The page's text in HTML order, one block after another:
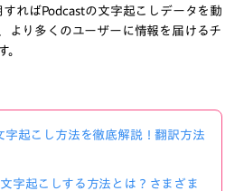
ればPodcastの文字起こしデータを動
より多くのユーザーに情報を届けるチ
。
字起こし方法を徹底解説！翻訳方法
字起こしする方法とは？さまざま